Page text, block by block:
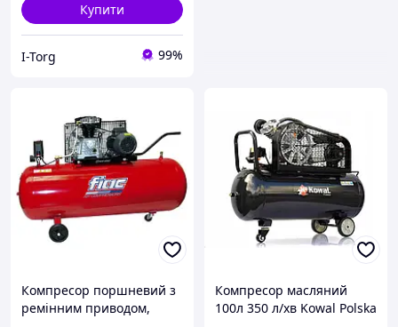
Купити
I-Torg 99%
Компресор поршневий з
ремінним приводом,
Компресор масляний
100л 350 л/хв Kowal Polska